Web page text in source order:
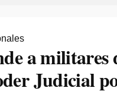
a militares
Judicial